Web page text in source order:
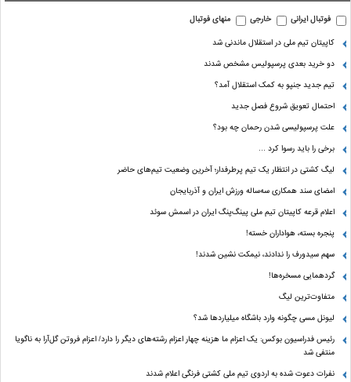
فوتبال ایرانی خارجی
منهای فوتبال
کاپیتان تیم ملی در استقلال ماندنی شد
دو خرید بعدی پرسپولیس مشخص شدند
تیم جدید جنپو به کمک استقلال آمد؟
احتمال تعویق شروع فصل جدید
علت پرسپولیسی شدن رحمان چه بود؟
برخی را باید رسوا کرد …
لیگ کشتی در انتظار یک تیم پرطرفدار؛ آخرین وضعیت تیم‌های حاضر
امضای سند همکاری سه‌ساله ورزش ایران و آذربایجان
اعلام قرعه کاپیتان تیم ملی پینگ‌پنگ ایران در اسمش سوئد
پنجره بسته، هواداران خسته!
سهم سیدورف را ندادند، نیمکت نشین شدند!
گردهمایی مسخره‌ها!
متفاوت‌ترین لیگ
لیونل مسی چگونه وارد باشگاه میلیاردها شد؟
رئیس فدراسیون بوکس: یک اعزام ما هزینه چهار اعزام رشته‌های دیگر را دارد/ اعزام فروتن گل‌آرا به ناگویا
منتفی شد
نفرات دعوت شده به اردوی تیم ملی کشتی فرنگی اعلام شدند